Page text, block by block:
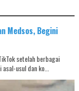
Medsos, Begini
setelah berbagai
asal-usul dan ko...